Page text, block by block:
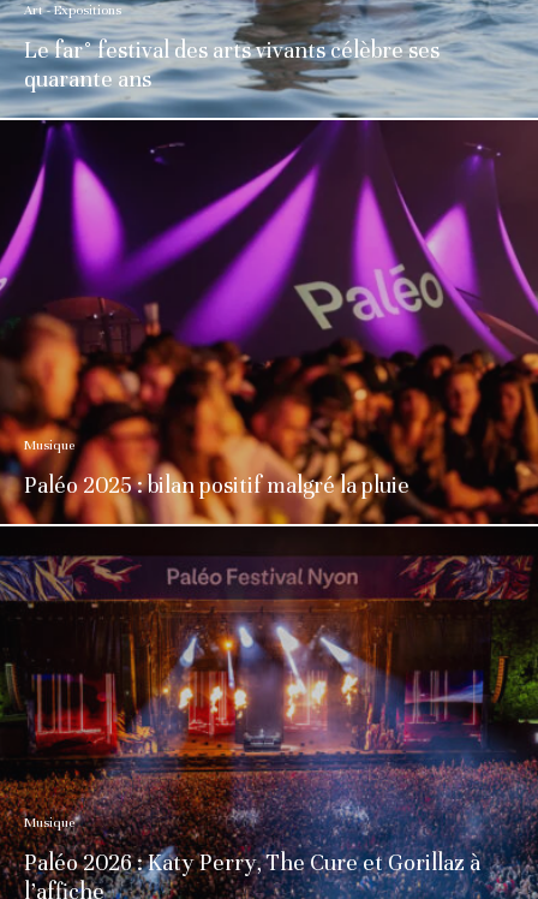
Art - Expositions
Le far° festival des arts vivants célèbre ses
quarante ans
Musique
Paléo 2025 : bilan positif malgré la pluie
Musique
Paléo 2026 : Katy Perry, The Cure et Gorillaz à
l’affiche